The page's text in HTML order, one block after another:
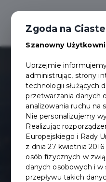
Zgoda na
Szanowny
Uprzejmie
administrując, strony
technologii służących
przetwarzania danych
analizowania ruchu na
Nie personalizujemy
Realizując
Europejskiego i Rady
z dnia 27 kwietnia
osób fizycznych w
danych osobowych i
przepływu takich